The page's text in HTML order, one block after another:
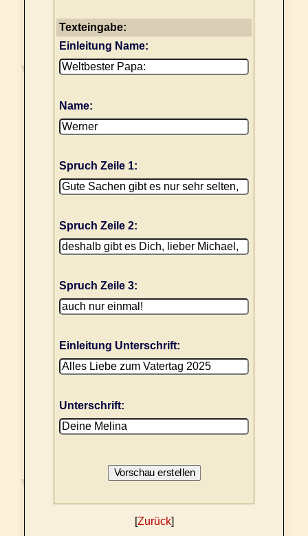
Texteingabe:
Einleitung Name:
Name:
Spruch Zeile 1:
Spruch Zeile 2:
Spruch Zeile 3:
Einleitung Unterschrift:
Unterschrift:
[Zurück]